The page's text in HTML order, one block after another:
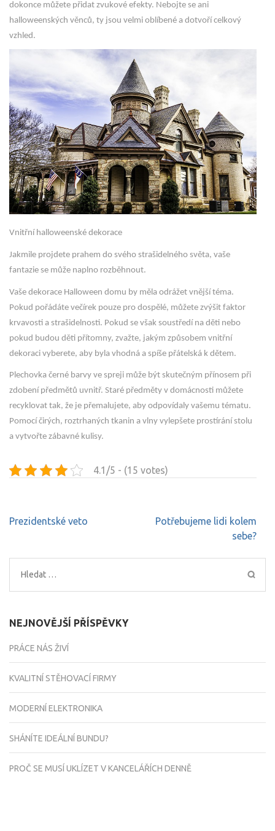
dokonce můžete přidat zvukové efekty. Nebojte se ani
halloweenských věnců, ty jsou velmi oblíbené a dotvoří celkový
vzhled.
Vnitřní halloweenské dekorace
Jakmile projdete prahem do svého strašidelného světa, vaše
fantazie se může naplno rozběhnout.
Vaše dekorace Halloween domu by měla odrážet vnější téma.
Pokud pořádáte večírek pouze pro dospělé, můžete zvýšit faktor
krvavosti a strašidelnosti. Pokud se však soustředí na děti nebo
pokud budou děti přítomny, zvažte, jakým způsobem vnitřní
dekoraci vyberete, aby byla vhodná a spíše přátelská k dětem.
Plechovka černé barvy ve spreji může být skutečným přínosem při
zdobení předmětů uvnitř. Staré předměty v domácnosti můžete
recyklovat tak, že je přemalujete, aby odpovídaly vašemu tématu.
Pomocí čirých, roztrhaných tkanin a vlny vylepšete prostírání stolu
a vytvořte zábavné kulisy.
4.1/5 - (15 votes)
Navigace
Prezidentské veto
Potřebujeme lidi kolem
sebe?
Vyhledávání
NEJNOVĚJŠÍ PŘÍSPĚVKY
PRÁCE NÁS ŽIVÍ
KVALITNÍ STĚHOVACÍ FIRMY
MODERNÍ ELEKTRONIKA
SHÁNÍTE IDEÁLNÍ BUNDU?
PROČ SE MUSÍ UKLÍZET V KANCELÁŘÍCH DENNĚ